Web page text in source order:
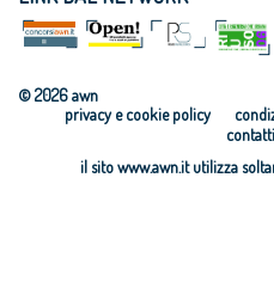
OAPPC di
Barletta-
OAPPC di
Cagliari
© 2026 awn
privacy e cookie policy
contatti
il sito www.awn.it utilizza